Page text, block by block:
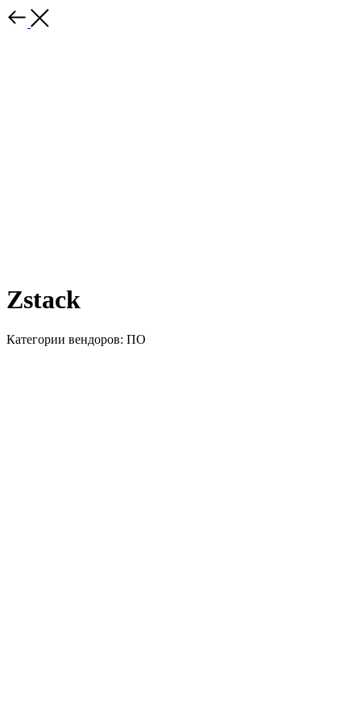
Zstack
Категории вендоров: ПО